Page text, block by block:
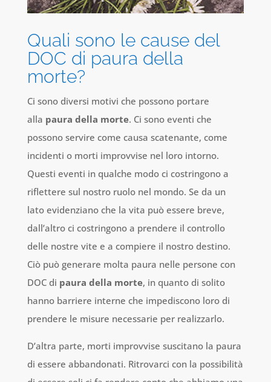
Quali sono le cause del
DOC di paura della
morte?
Ci sono diversi motivi che possono portare
alla paura della morte. Ci sono eventi che
possono servire come causa scatenante, come
incidenti o morti improvvise nel loro intorno.
Questi eventi in qualche modo ci costringono a
riflettere sul nostro ruolo nel mondo. Se da un
lato evidenziano che la vita può essere breve,
dall’altro ci costringono a prendere il controllo
delle nostre vite e a compiere il nostro destino.
Ciò può generare molta paura nelle persone con
DOC di paura della morte, in quanto di solito
hanno barriere interne che impediscono loro di
prendere le misure necessarie per realizzarlo.
D’altra parte, morti improvvise suscitano la paura
di essere abbandonati. Ritrovarci con la possibilità